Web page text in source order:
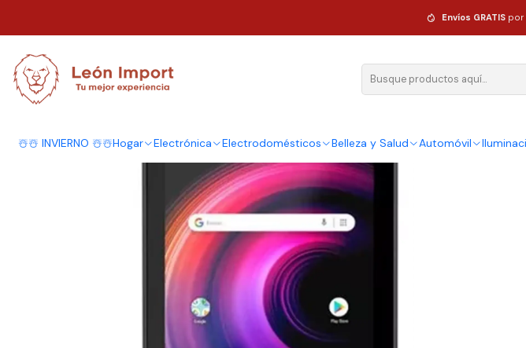
☃️☃️ INVIERNO ☃️☃️Hogar Electrónica Electrodomésticos Belleza y Salud Automóvil
Envíos GRATIS por
Tablet Mlab Mb7 16GB negra y 2GB de memoria RAM